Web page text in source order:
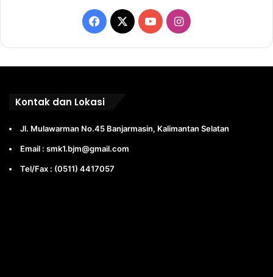
Facebook
X YouTubeInstagram
Kontak dan Lokasi
Jl. Mulawarman No.45 Banjarmasin, Kalimantan Selatan
Email : smk1.bjm@gmail.com
Tel/Fax : (0511) 4417057